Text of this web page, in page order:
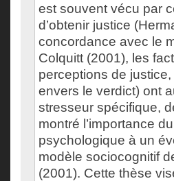
est souvent vécu par
d’obtenir justice
concordance avec le
Colquitt (2001), les
perceptions de
envers le verdict) ont
stresseur spécifique,
montré l’importance
psychologique à un
modèle sociocognitif
(2001). Cette thèse